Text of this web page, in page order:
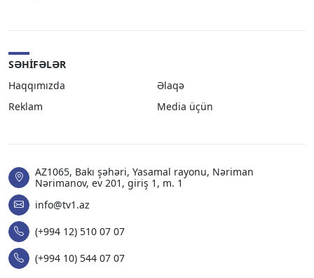
SƏHIFƏLƏR
Haqqımızda
Əlaqə
Reklam
Media üçün
AZ1065, Bakı şəhəri, Yasamal rayonu, Nəriman
Nərimanov, ev 201, giriş 1, m. 1
info@tv1.az
(+994 12) 510 07 07
(+994 10) 544 07 07